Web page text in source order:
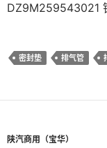
DZ9M259543021
密封垫 排气管
陕汽商用（宝华）